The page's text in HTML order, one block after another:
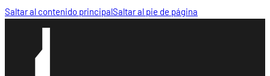
Saltar al contenido principalSaltar al pie de página